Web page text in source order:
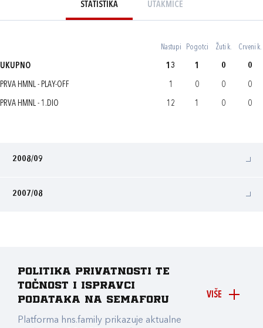
STATISTIKA UTAKMICE
Nastupi Pogotci Žuti k. Crveni k.
UKUPNO 13 1 0 0
PRVA HMNL - PLAY-OFF 1 0 0 0
PRVA HMNL - 1.DIO 12 1 0 0
2008/09
2007/08
VIŠE
Politika privatnosti te
točnost i ispravci
podataka na Semaforu
Platforma hns.family prikazuje aktualne